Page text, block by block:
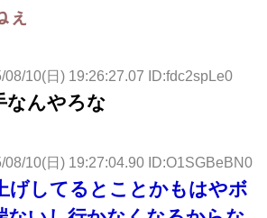
ぇ
08/10(日) 19:26:27.07 ID:fdc2spLe0
なんやろな
08/10(日) 19:27:04.90 ID:O1SGBeBN0
げしてるとことかもはやボ